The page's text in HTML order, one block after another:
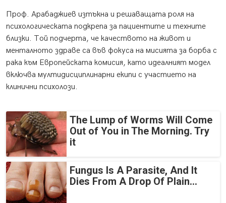
Проф. Арабаджиев изтъкна и решаващата роля на
психологическата подкрепа за пациентите и техните
близки. Той подчерта, че качеството на живот и
менталното здраве са във фокуса на мисията за борба с
рака към Европейската комисия, като идеалният модел
включва мултидисциплинарни екипи с участието на
клинични психолози.
The Lump of Worms Will Come
Out of You in The Morning. Try
it
Fungus Is A Parasite, And It
Dies From A Drop Of Plain...